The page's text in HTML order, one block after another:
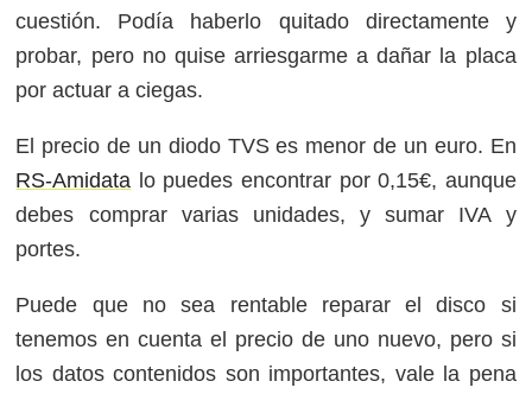
cuestión. Podía haberlo quitado directamente y
probar, pero no quise arriesgarme a dañar la placa
por actuar a ciegas.
El precio de un diodo TVS es menor de un euro. En
RS-Amidata lo puedes encontrar por 0,15€, aunque
debes comprar varias unidades, y sumar IVA y
portes.
Puede que no sea rentable reparar el disco si
tenemos en cuenta el precio de uno nuevo, pero si
los datos contenidos son importantes, vale la pena